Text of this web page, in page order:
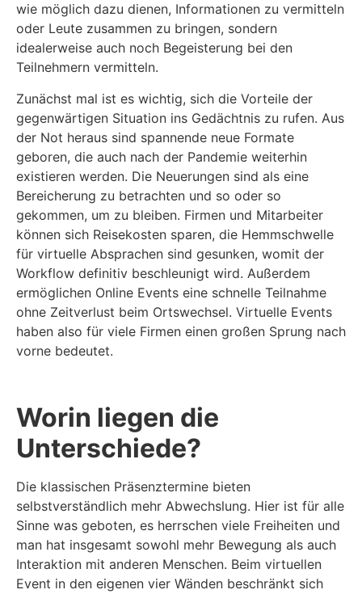
wie möglich dazu dienen, Informationen zu vermitteln
oder Leute zusammen zu bringen, sondern
idealerweise auch noch Begeisterung bei den
Teilnehmern vermitteln.
Zunächst mal ist es wichtig, sich die Vorteile der
gegenwärtigen Situation ins Gedächtnis zu rufen. Aus
der Not heraus sind spannende neue Formate
geboren, die auch nach der Pandemie weiterhin
existieren werden. Die Neuerungen sind als eine
Bereicherung zu betrachten und so oder so
gekommen, um zu bleiben. Firmen und Mitarbeiter
können sich Reisekosten sparen, die Hemmschwelle
für virtuelle Absprachen sind gesunken, womit der
Workflow definitiv beschleunigt wird. Außerdem
ermöglichen Online Events eine schnelle Teilnahme
ohne Zeitverlust beim Ortswechsel. Virtuelle Events
haben also für viele Firmen einen großen Sprung nach
vorne bedeutet.
Worin liegen die
Unterschiede?
Die klassischen Präsenztermine bieten
selbstverständlich mehr Abwechslung. Hier ist für alle
Sinne was geboten, es herrschen viele Freiheiten und
man hat insgesamt sowohl mehr Bewegung als auch
Interaktion mit anderen Menschen. Beim virtuellen
Event in den eigenen vier Wänden beschränkt sich